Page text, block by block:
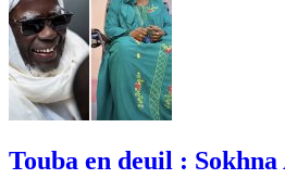
Touba en deuil :